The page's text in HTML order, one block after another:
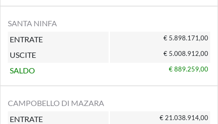
SANTA NINFA
ENTRATE
€ 5.898.171,00
USCITE € 5.008.912,00
SALDO € 889.259,00
CAMPOBELLO DI MAZARA
ENTRATE
€ 21.038.914,00